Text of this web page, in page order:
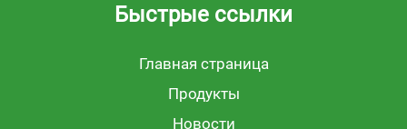
Быстрые ссылки
Главная страница
Продукты
Новости